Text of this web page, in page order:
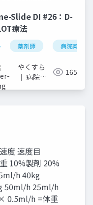
one-slide di arb
Slide DI #26：D-
療法
薬剤師 病院薬剤師
やくすら
｜ 病院薬
165
度 速度目
10%製剤 20%
h 40kg
50ml/h 25ml/h
0.5ml/h =体重